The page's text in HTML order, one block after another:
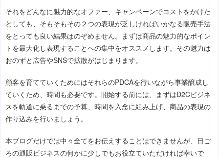
それをどんなに魅力的なオファー、キャンペーンでコストをかけた
としても、そもそもその２つの表現が乏しければいかなる販売手法
をとっても良い結果はのぞめません。まずは商品の魅力的なポイン
トを最大化し表現することへの集中をオススメします。その魅力は
おのずと広告やSNSで拡散がはじまります。
顧客を育てていくためにはそれらのPDCAを行いながら事業醸成し
ていくため、時間も必要です。開始する前には、まずはD2Cビジネ
スを軌道に乗るまでの予算、時間を入念に組み上げ、商品の表現の
作り込みを行いましょう。
本ブログだけでは中々全てをお伝えすることはできませんが、日ご
ろの通販ビジネスの何かに少しでもお役立ていただければ幸いで